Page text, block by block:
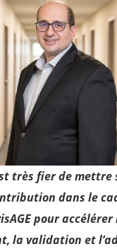
très fier de mettre
dans le
pour accélérer
la validation et